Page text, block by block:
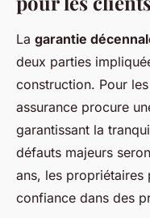
La garantie
deux parties
construction. Pour les
assurance procure
garantissant la
défauts majeurs
ans, les propriétaires
confiance dans des